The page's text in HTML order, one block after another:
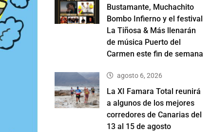
Bustamante, Muchachito
Bombo Infierno y el festival
La Tiñosa & Más llenarán
de música Puerto del
Carmen este fin de semana
agosto 6, 2026
La XI Famara Total reunirá
a algunos de los mejores
corredores de Canarias del
13 al 15 de agosto